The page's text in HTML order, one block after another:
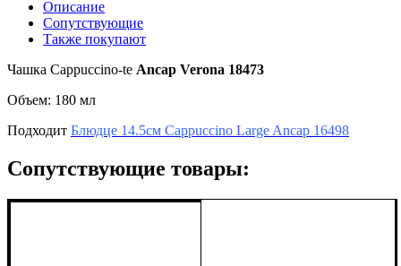
Описание
Сопутствующие
Также покупают
Чашка Cappuccino-te Ancap Verona 18473
Объем: 180 мл
Подходит Блюдце 14.5см Сappuccino Large Ancap 16498
Сопутствующие товары: